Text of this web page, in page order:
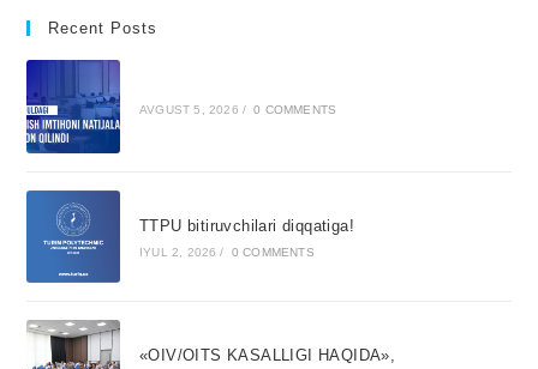
Recent Posts
AVGUST 5, 2026 / 0 COMMENTS
TTPU bitiruvchilari diqqatiga!
IYUL 2, 2026 / 0 COMMENTS
«OIV/OITS KASALLIGI HAQIDA»,